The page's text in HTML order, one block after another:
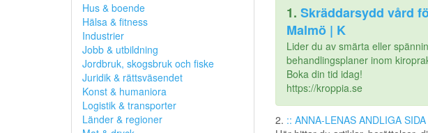
Hus & boende
Hälsa & fitness
Industrier
Jobb & utbildning
Jordbruk, skogsbruk och fiske
Juridik & rättsväsendet
Konst & humaniora
Logistik & transporter
Länder & regioner
1. Skräddarsydd vård
Malmö | K
Lider du av smärta eller
behandlingsplaner inom
Boka din tid idag!
https://kroppia.se
2. :: ANNA-LENAS ANDLIGA